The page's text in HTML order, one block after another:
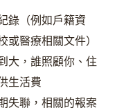
錄（例如戶籍資
或醫療相關文件）
大，誰照顧你、住
生活費
失聯，相關的報案